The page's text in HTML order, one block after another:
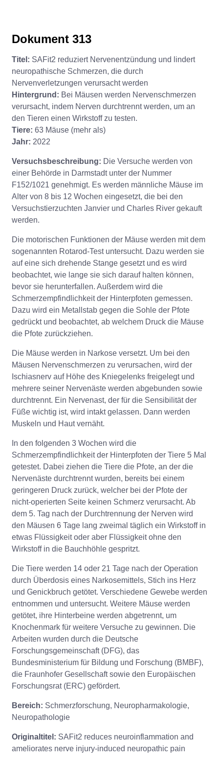
Dokument 313
Titel: SAFit2 reduziert Nervenentzündung und lindert
neuropathische Schmerzen, die durch
Nervenverletzungen verursacht werden
Hintergrund: Bei Mäusen werden Nervenschmerzen
verursacht, indem Nerven durchtrennt werden, um an
den Tieren einen Wirkstoff zu testen.
Tiere: 63 Mäuse (mehr als)
Jahr: 2022
Versuchsbeschreibung: Die Versuche werden von
einer Behörde in Darmstadt unter der Nummer
F152/1021 genehmigt. Es werden männliche Mäuse im
Alter von 8 bis 12 Wochen eingesetzt, die bei den
Versuchstierzuchten Janvier und Charles River gekauft
werden.
Die motorischen Funktionen der Mäuse werden mit dem
sogenannten Rotarod-Test untersucht. Dazu werden sie
auf eine sich drehende Stange gesetzt und es wird
beobachtet, wie lange sie sich darauf halten können,
bevor sie herunterfallen. Außerdem wird die
Schmerzempfindlichkeit der Hinterpfoten gemessen.
Dazu wird ein Metallstab gegen die Sohle der Pfote
gedrückt und beobachtet, ab welchem Druck die Mäuse
die Pfote zurückziehen.
Die Mäuse werden in Narkose versetzt. Um bei den
Mäusen Nervenschmerzen zu verursachen, wird der
Ischiasnerv auf Höhe des Kniegelenks freigelegt und
mehrere seiner Nervenäste werden abgebunden sowie
durchtrennt. Ein Nervenast, der für die Sensibilität der
Füße wichtig ist, wird intakt gelassen. Dann werden
Muskeln und Haut vernäht.
In den folgenden 3 Wochen wird die
Schmerzempfindlichkeit der Hinterpfoten der Tiere 5 Mal
getestet. Dabei ziehen die Tiere die Pfote, an der die
Nervenäste durchtrennt wurden, bereits bei einem
geringeren Druck zurück, welcher bei der Pfote der
nicht-operierten Seite keinen Schmerz verursacht. Ab
dem 5. Tag nach der Durchtrennung der Nerven wird
den Mäusen 6 Tage lang zweimal täglich ein Wirkstoff in
etwas Flüssigkeit oder aber Flüssigkeit ohne den
Wirkstoff in die Bauchhöhle gespritzt.
Die Tiere werden 14 oder 21 Tage nach der Operation
durch Überdosis eines Narkosemittels, Stich ins Herz
und Genickbruch getötet. Verschiedene Gewebe werden
entnommen und untersucht. Weitere Mäuse werden
getötet, ihre Hinterbeine werden abgetrennt, um
Knochenmark für weitere Versuche zu gewinnen. Die
Arbeiten wurden durch die Deutsche
Forschungsgemeinschaft (DFG), das
Bundesministerium für Bildung und Forschung (BMBF),
die Fraunhofer Gesellschaft sowie den Europäischen
Forschungsrat (ERC) gefördert.
Bereich: Schmerzforschung, Neuropharmakologie,
Neuropathologie
Originaltitel: SAFit2 reduces neuroinflammation and
ameliorates nerve injury-induced neuropathic pain